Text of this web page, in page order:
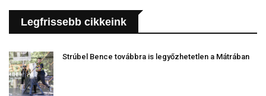
Legfrissebb cikkeink
Strúbel Bence továbbra is legyőzhetetlen a Mátrában